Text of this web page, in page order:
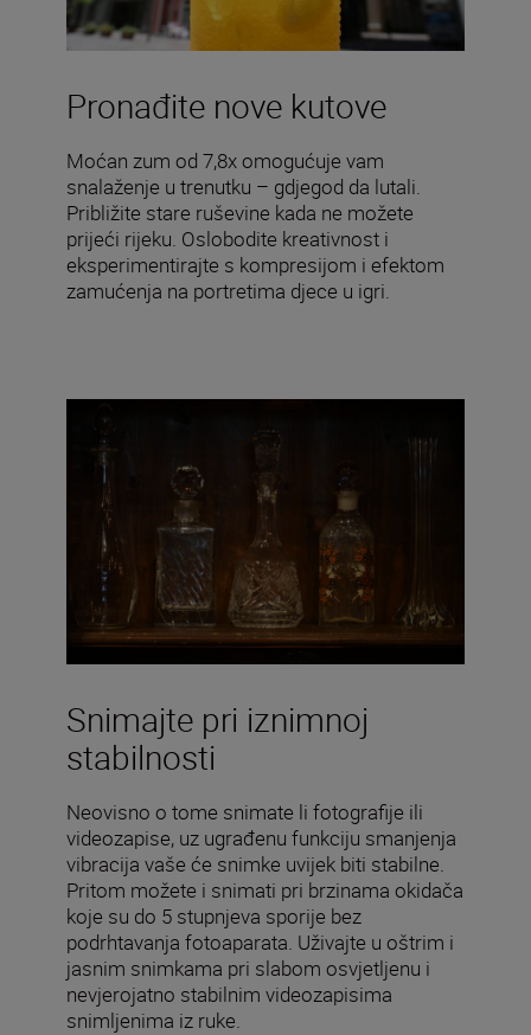
Pronađite nove kutove
Moćan zum od 7,8x omogućuje vam
snalaženje u trenutku – gdjegod da lutali.
Približite stare ruševine kada ne možete
prijeći rijeku. Oslobodite kreativnost i
eksperimentirajte s kompresijom i efektom
zamućenja na portretima djece u igri.
Snimajte pri iznimnoj
stabilnosti
Neovisno o tome snimate li fotografije ili
videozapise, uz ugrađenu funkciju smanjenja
vibracija vaše će snimke uvijek biti stabilne.
Pritom možete i snimati pri brzinama okidača
koje su do 5 stupnjeva sporije bez
podrhtavanja fotoaparata. Uživajte u oštrim i
jasnim snimkama pri slabom osvjetljenu i
nevjerojatno stabilnim videozapisima
snimljenima iz ruke.